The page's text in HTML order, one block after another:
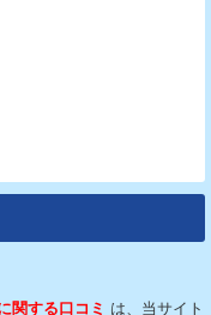
関する口コミ は、当サイト